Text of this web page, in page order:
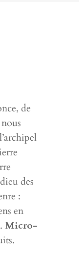
de
des
:
en
Micro-